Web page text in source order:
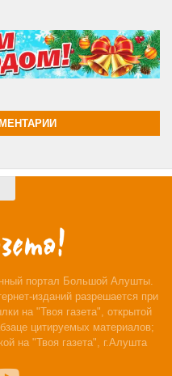
портал Большой Алушты.
изданий разрешается при
на "Твоя газета", открытой
цитируемых материалов;
на "Твоя газета", г.Алушта